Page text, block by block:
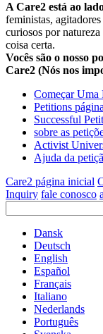
A Care2 está ao
feministas,
curiosos por natureza
coisa certa.
Vocês são o nosso
Care2 (Nós nos
Começar Uma
Petitions
Successful
sobre as
Activist
Ajuda da
Care2 página inicial
Inquiry fale conosco
Dansk
Deutsch
English
Español
Français
Italiano
Nederlands
Português